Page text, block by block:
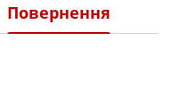
Повернення